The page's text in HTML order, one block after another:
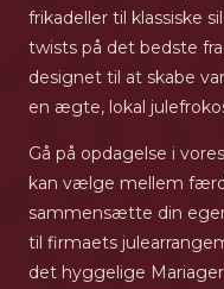
frikadeller til klassiske
twists på det bedste
designet til at skabe
en ægte, lokal
Gå på opdagelse i vores
kan vælge mellem
sammensætte din
til firmaets
det hyggelige